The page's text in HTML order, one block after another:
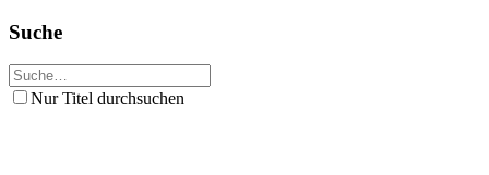
Suche
Nur Titel durchsuchen